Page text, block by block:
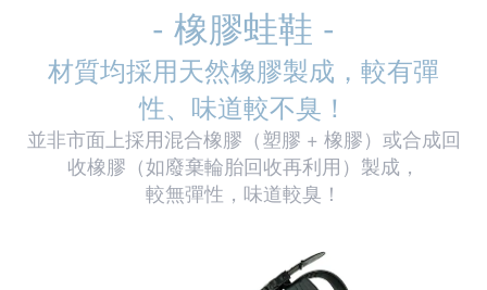
- 橡膠蛙鞋 -
材質均採用天然橡膠製成，較有彈
性、味道較不臭！
並非市面上採用混合橡膠（塑膠 + 橡膠）或合成回
收橡膠（如廢棄輪胎回收再利用）製成，
較無彈性，味道較臭！